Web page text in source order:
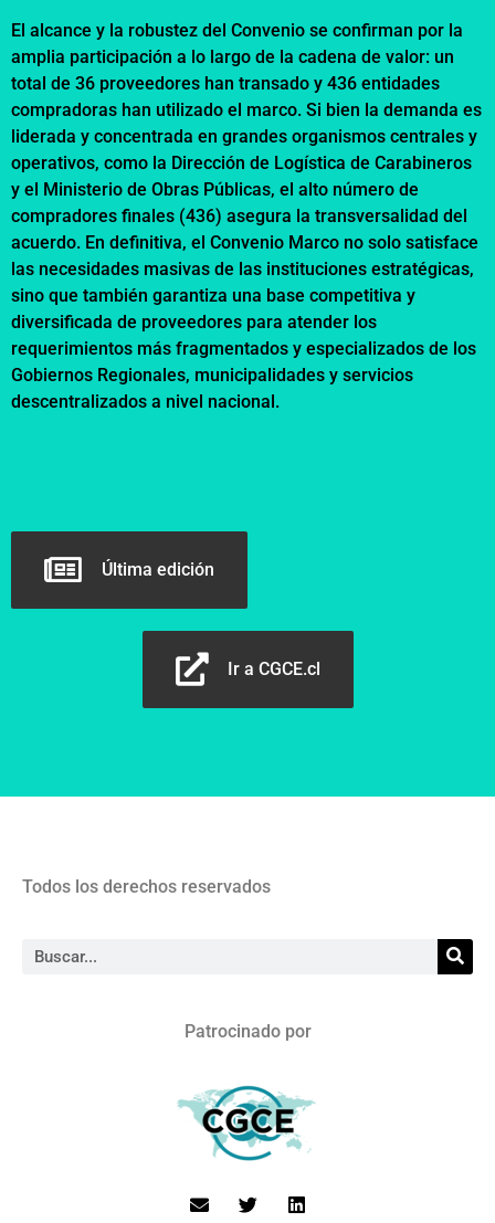
El alcance y la robustez del Convenio se confirman por la
amplia participación a lo largo de la cadena de valor: un
total de 36 proveedores han transado y 436 entidades
compradoras han utilizado el marco. Si bien la demanda es
liderada y concentrada en grandes organismos centrales y
operativos, como la Dirección de Logística de Carabineros
y el Ministerio de Obras Públicas, el alto número de
compradores finales (436) asegura la transversalidad del
acuerdo. En definitiva, el Convenio Marco no solo satisface
las necesidades masivas de las instituciones estratégicas,
sino que también garantiza una base competitiva y
diversificada de proveedores para atender los
requerimientos más fragmentados y especializados de los
Gobiernos Regionales, municipalidades y servicios
descentralizados a nivel nacional.
Última edición
Ir a CGCE.cl
Todos los derechos reservados
Patrocinado por